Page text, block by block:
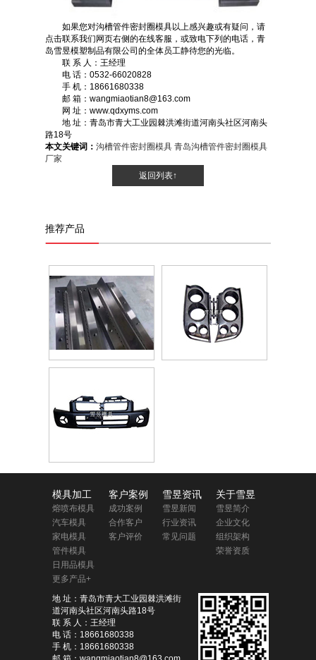
如果您对沟槽管件密封圈模具以上感兴趣或有疑问，请
点击联系我们网页右侧的在线客服，或致电下列的电话，青
岛雪昱模塑制品有限公司的全体员工静待您的光临。
联 系 人：王经理
电 话：0532-66020828
手 机：18661680338
邮 箱：wangmiaotian8@163.com
网 址：www.qdxyms.com
地 址：青岛市青大工业园棘洪滩街道河南头社区河南头
路18号
本文关键词： 沟槽管件密封圈模具 青岛沟槽管件密封圈模具
厂家
返回列表↑
推荐产品
模具加工
熔喷布模具
汽车模具
家电模具
管件模具
日用品模具
更多产品+
客户案例
成功案例
合作客户
客户评价
雪昱资讯
雪昱新闻
行业资讯
常见问题
关于雪昱
雪昱简介
企业文化
组织架构
荣誉资质
地 址：青岛市青大工业园棘洪滩街
道河南头社区河南头路18号
联 系 人：王经理
电 话：18661680338
手 机：18661680338